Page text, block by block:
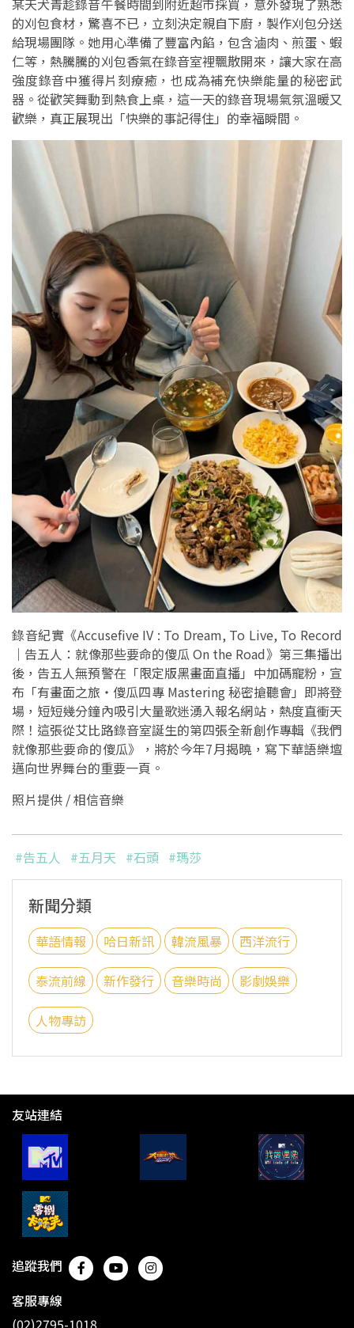
某天犬青趁錄音午餐時間到附近超市採買，意外發現了熟悉
的刈包食材，驚喜不已，立刻決定親自下廚，製作刈包分送
給現場團隊。她用心準備了豐富內餡，包含滷肉、煎蛋、蝦
仁等，熱騰騰的刈包香氣在錄音室裡飄散開來，讓大家在高
強度錄音中獲得片刻療癒，也成為補充快樂能量的秘密武
器。從歡笑舞動到熱食上桌，這一天的錄音現場氣氛溫暖又
歡樂，真正展現出「快樂的事記得住」的幸福瞬間。
錄音紀實《Accusefive IV : To Dream, To Live, To Record
｜告五人：就像那些要命的傻瓜 On the Road》第三集播出
後，告五人無預警在「限定版黑畫面直播」中加碼寵粉，宣
布「有畫面之旅・傻瓜四專 Mastering 秘密搶聽會」即將登
場，短短幾分鐘內吸引大量歌迷湧入報名網站，熱度直衝天
際！這張從艾比路錄音室誕生的第四張全新創作專輯《我們
就像那些要命的傻瓜》，將於今年7月揭曉，寫下華語樂壇
邁向世界舞台的重要一頁。
照片提供 / 相信音樂
#告五人 #五月天 #石頭 #瑪莎
新聞分類
華語情報 哈日新訊 韓流風暴 西洋流行
泰流前線 新作發行 音樂時尚 影劇娛樂
人物專訪
友站連結
追蹤我們
客服專線
(02)2795-1018